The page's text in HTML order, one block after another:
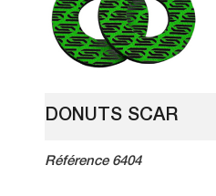
DONUTS SCAR
Référence 6404